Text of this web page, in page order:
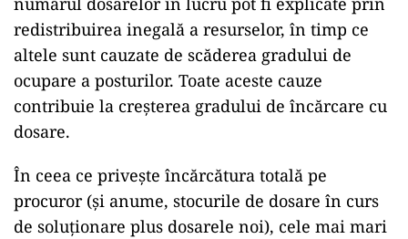
redistribuirea inegală a resurselor, în timp ce
altele sunt cauzate de scăderea gradului de
ocupare a posturilor. Toate aceste cauze
contribuie la creșterea gradului de încărcare cu
dosare.
În ceea ce privește încărcătura totală pe
procuror (și anume, stocurile de dosare în curs
de soluționare plus dosarele noi), cele mai mari